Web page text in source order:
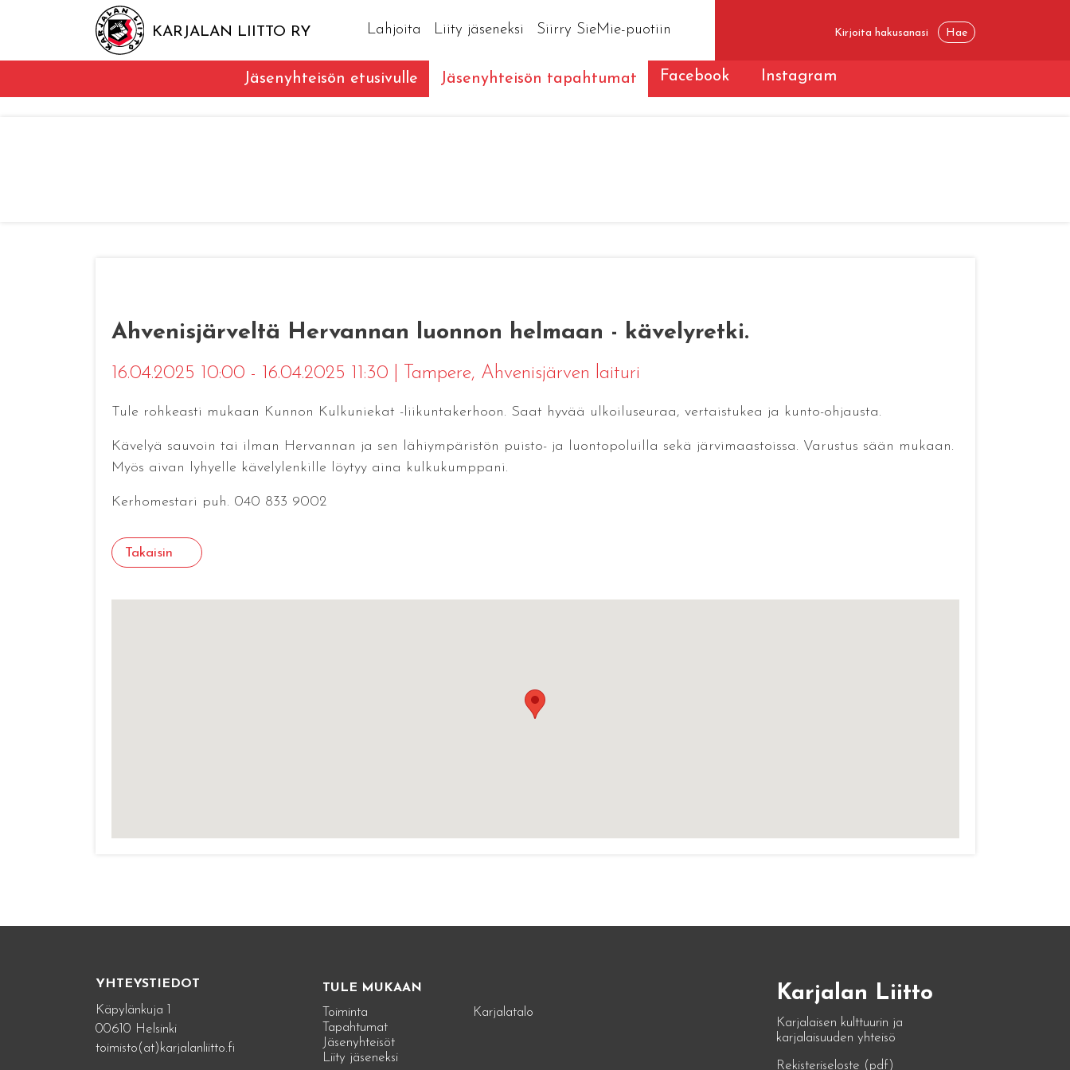
KARJALAN LIITTO RY Lahjoita Liity jäseneksi Siirry SieMie-puotiin
Jäsenyhteisön etusivulle Jäsenyhteisön tapahtumat Facebook Instagram
Ahvenisjärveltä Hervannan luonnon helmaan - kävelyretki.
16.04.2025 10:00 - 16.04.2025 11:30 Tampere, Ahvenisjärven laituri
Tule rohkeasti mukaan Kunnon Kulkuniekat -liikuntakerhoon. Saat hyvää ulkoiluseuraa, vertaistukea ja kunto-ohjausta.
Kävelyä sauvoin tai ilman Hervannan ja sen lähiympäristön puisto- ja luontopoluilla sekä järvimaastoissa. Varustus sään mukaan.
Myös aivan lyhyelle kävelylenkille löytyy aina kulkukumppani.
Kerhomestari puh. 040 833 9002
Takaisin
YHTEYSTIEDOT
Käpylänkuja 1
00610 Helsinki
toimisto(at)karjalanliitto.fi
TULE MUKAAN
Toiminta
Tapahtumat
Jäsenyhteisöt
Liity jäseneksi
Karjalatalo
Karjalan Liitto
Karjalaisen kulttuurin ja
karjalaisuuden yhteisö
Rekisteriseloste (pdf)